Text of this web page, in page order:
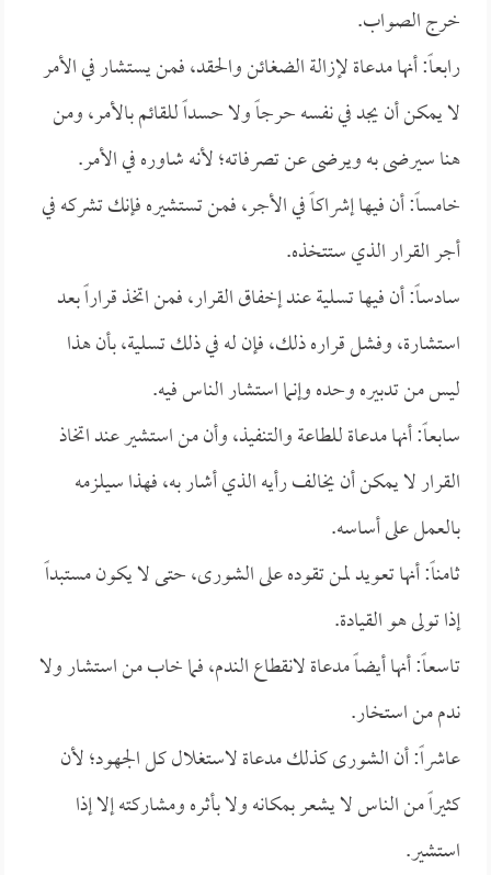
خرج الصواب.
رابعاً: أنها مدعاة لإزالة الضغائن والحقد، فمن يستشار في الأمر
لا يمكن أن يجد في نفسه حرجاً ولا حسداً للقائم بالأمر، ومن
هنا سيرضى به ويرضى عن تصرفاته؛ لأنه شاوره في الأمر.
خامساً: أن فيها إشراكاً في الأجر، فمن تستشيره فإنك تشركه في
أجر القرار الذي ستتخذه.
سادساً: أن فيها تسلية عند إخفاق القرار، فمن اتخذ قراراً بعد
استشارة، وفشل قراره ذلك، فإن له في ذلك تسلية، بأن هذا
ليس من تدبيره وحده وإنما استشار الناس فيه.
سابعاً: أنها مدعاة للطاعة والتنفيذ، وأن من استشير عند اتخاذ
القرار لا يمكن أن يخالف رأيه الذي أشار به، فهذا سيلزمه
بالعمل على أساسه.
ثامناً: أنها تعويد لمن تقوده على الشورى، حتى لا يكون مستبداً
إذا تولى هو القيادة.
تاسعاً: أنها أيضاً مدعاة لانقطاع الندم، فما خاب من استشار ولا
ندم من استخار.
عاشراً: أن الشورى كذلك مدعاة لاستغلال كل الجهود؛ لأن
كثيراً من الناس لا يشعر بمكانه ولا بأثره ومشاركته إلا إذا
استشير.